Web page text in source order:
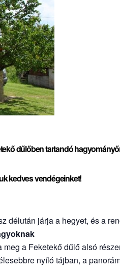
dűlőben tartandó
kedves vendégeinket!
délután járja a hegyet, és a
a Feketekő dűlő alsó
nyíló tájban, a